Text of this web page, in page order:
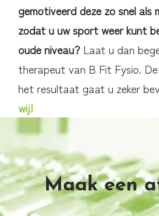
gemotiveerd deze zo snel als
zodat u uw sport weer kunt
oude niveau? Laat u dan
therapeut van B Fit Fysio. De
het resultaat gaat u zeker
wij!
Maak een